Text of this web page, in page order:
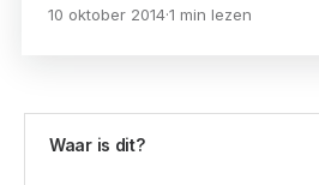
10 oktober 2014·1 min lezen
Waar is dit?